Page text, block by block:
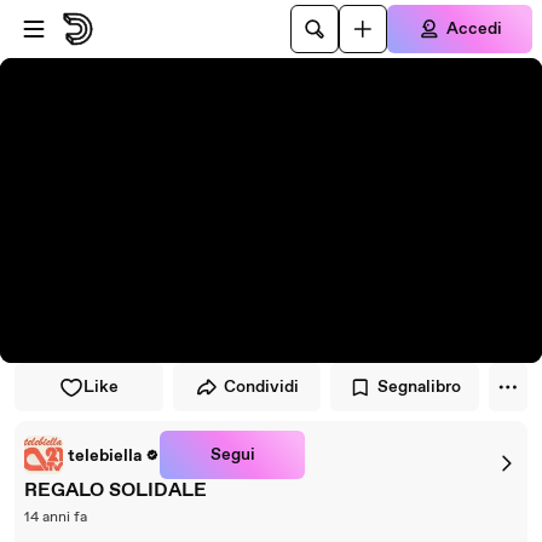
Vai al lettore
Passa al contenuto principale
Accedi
Like Condividi Segnalibro
telebiella Segui
REGALO SOLIDALE
14 anni fa